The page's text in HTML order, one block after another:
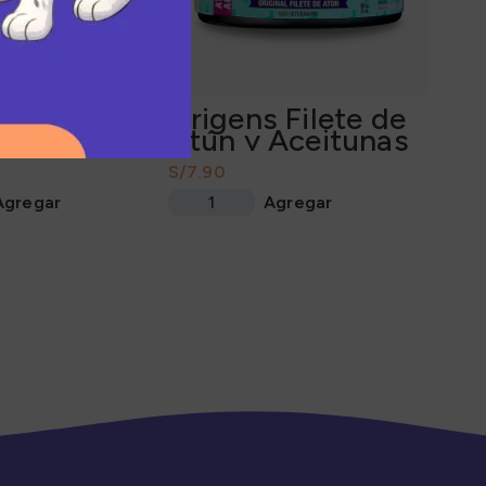
Pate
Origens Filete de
Atún y Aceitunas
85Gr
S/
Agregar